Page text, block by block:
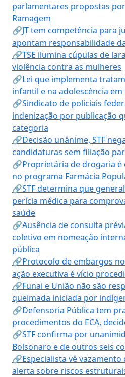
parlamentares propostas
Ramagem
🔗JT tem competência para
apontam responsabilidade
🔗TSE ilumina cúpulas de
violência contra as mulheres
🔗Lei que implementa
infantil e na adolescência
🔗Sindicato de policiais
indenização por publicação
categoria
🔗Decisão unânime, STF
candidaturas sem filiação
🔗Proprietária de drogaria
no programa Farmácia
🔗STF determina que
perícia médica para
saúde
🔗Ausência de consulta
coletivo em nomeação
pública
🔗Protocolo de embargos
ação executiva é vício
🔗Funai e União não são
queimada iniciada por
🔗Defensoria Pública tem
procedimentos do ECA,
🔗STF confirma por
Bolsonaro e de outros seis
🔗Especialista vê vazamento
alerta sobre riscos